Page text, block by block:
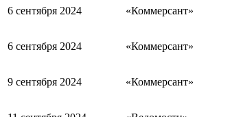
6 сентября 2024 «Коммерсант»
6 сентября 2024 «Коммерсант»
9 сентября 2024 «Коммерсант»